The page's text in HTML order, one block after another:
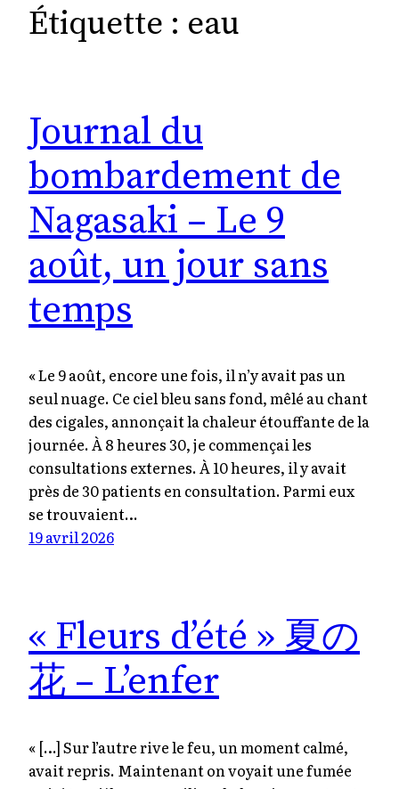
Étiquette : eau
Journal du
bombardement de
Nagasaki – Le 9
août, un jour sans
temps
« Le 9 août, encore une fois, il n’y avait pas un
seul nuage. Ce ciel bleu sans fond, mêlé au chant
des cigales, annonçait la chaleur étouffante de la
journée. À 8 heures 30, je commençai les
consultations externes. À 10 heures, il y avait
près de 30 patients en consultation. Parmi eux
se trouvaient…
19 avril 2026
« Fleurs d’été » 夏の
花 – L’enfer
« […] Sur l’autre rive le feu, un moment calmé,
avait repris. Maintenant on voyait une fumée